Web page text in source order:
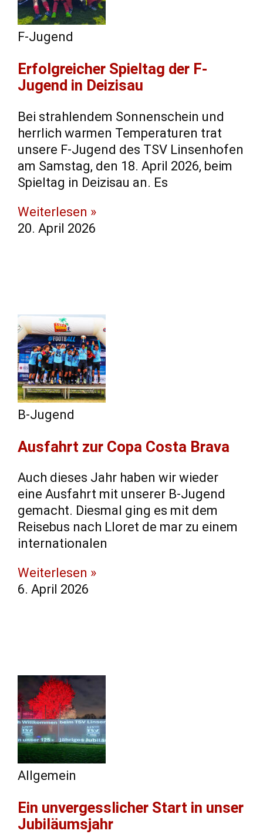
F-Jugend
​Erfolgreicher Spieltag der F-
Jugend in Deizisau
​Bei strahlendem Sonnenschein und
herrlich warmen Temperaturen trat
unsere F-Jugend des TSV Linsenhofen
am Samstag, den 18. April 2026, beim
Spieltag in Deizisau an. ​Es
Weiterlesen »
20. April 2026
B-Jugend
Ausfahrt zur Copa Costa Brava
Auch dieses Jahr haben wir wieder
eine Ausfahrt mit unserer B-Jugend
gemacht. Diesmal ging es mit dem
Reisebus nach Lloret de mar zu einem
internationalen
Weiterlesen »
6. April 2026
Allgemein
Ein unvergesslicher Start in unser
Jubiläumsjahr